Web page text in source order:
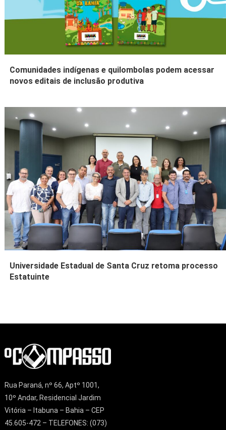
Comunidades indígenas e quilombolas podem acessar
novos editais de inclusão produtiva
Universidade Estadual de Santa Cruz retoma processo
Estatuinte
Rua Paraná, nº 66, Aptº 1001,
10º Andar, Residencial Jardim
Vitória – Itabuna – Bahia – CEP
45.605-472 – TELEFONES: (073)